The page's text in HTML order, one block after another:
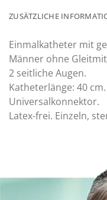
ZUSÄTZLICHE
Einmalkatheter mit
Männer ohne
2 seitliche Augen.
Katheterlänge: 40 cm.
Universalkonnektor.
Latex-frei. Einzeln,